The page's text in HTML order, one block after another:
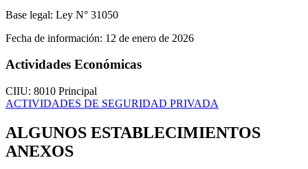
Base legal: Ley N° 31050
Fecha de información: 12 de enero de 2026
Actividades Económicas
CIIU: 8010 Principal
ACTIVIDADES DE SEGURIDAD PRIVADA
ALGUNOS ESTABLECIMIENTOS
ANEXOS